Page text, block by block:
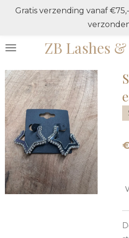
de
ZB Lashes
Gratis verzending vanaf